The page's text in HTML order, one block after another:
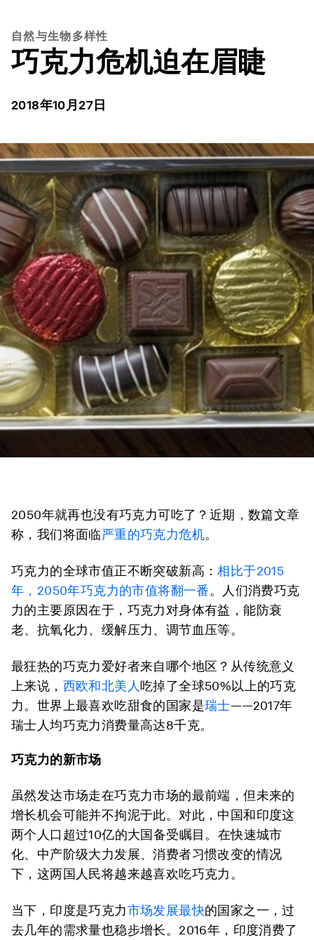
自然与生物多样性
巧克力危机迫在眉睫
2018年10月27日
2050年就再也没有巧克力可吃了？近期，数篇文章
称，我们将面临严重的巧克力危机。
巧克力的全球市值正不断突破新高：相比于2015
年，2050年巧克力的市值将翻一番。人们消费巧克
力的主要原因在于，巧克力对身体有益，能防衰
老、抗氧化力、缓解压力、调节血压等。
最狂热的巧克力爱好者来自哪个地区？从传统意义
上来说， 西欧和北美人吃掉了全球50%以上的巧克
力。世界上最喜欢吃甜食的国家是瑞士——2017年
瑞士人均巧克力消费量高达8千克。
巧克力的新市场
虽然发达市场走在巧克力市场的最前端，但未来的
增长机会可能并不拘泥于此。对此，中国和印度这
两个人口超过10亿的大国备受瞩目。在快速城市
化、中产阶级大力发展、消费者习惯改变的情况
下，这两国人民将越来越喜欢吃巧克力。
当下，印度是巧克力市场发展最快的国家之一，过
去几年的需求量也稳步增长。2016年，印度消费了